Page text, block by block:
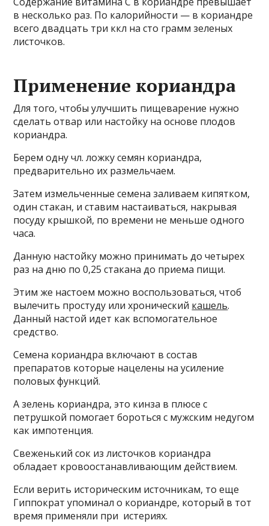
в несколько раз. По калорийности — в кориандре
всего двадцать три ккл на сто грамм зеленых
листочков.
Применение кориандра
Для того, чтобы улучшить пищеварение нужно
сделать отвар или настойку на основе плодов
кориандра.
Берем одну чл. ложку семян кориандра,
предварительно их размельчаем.
Затем измельченные семена заливаем кипятком,
один стакан, и ставим настаиваться, накрывая
посуду крышкой, по времени не меньше одного
часа.
Данную настойку можно принимать до четырех
раз на дню по 0,25 стакана до приема пищи.
Этим же настоем можно воспользоваться, чтоб
вылечить простуду или хронический кашель.
Данный настой идет как вспомогательное
средство.
Семена кориандра включают в состав
препаратов которые нацелены на усиление
половых функций.
А зелень кориандра, это кинза в плюсе с
петрушкой помогает бороться с мужским недугом
как импотенция.
Свеженький сок из листочков кориандра
обладает кровоостанавливающим действием.
Если верить историческим источникам, то еще
Гиппократ упоминал о кориандре, который в тот
время применяли при истериях.